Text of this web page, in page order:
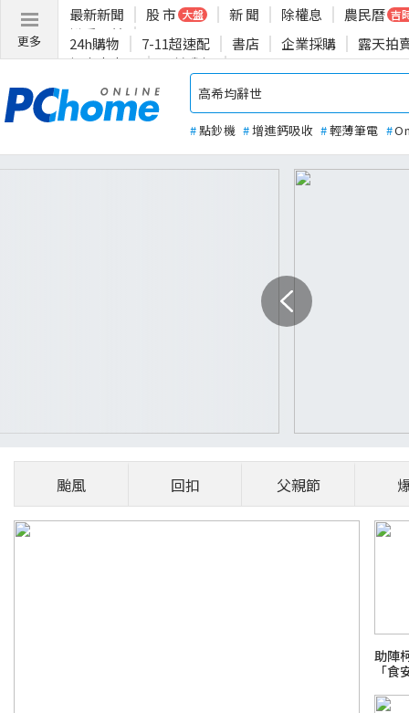
更多
最新新聞 股 市 大盤 新 聞 除權息 農民曆 吉
揪愛公益
24h購物 7-11超速配 書店 企業採購
露天拍
投資人專區
關於我們
#點鈔機 #增進鈣吸收 #輕薄筆電 #
颱風 回扣 父親節
助陣
「